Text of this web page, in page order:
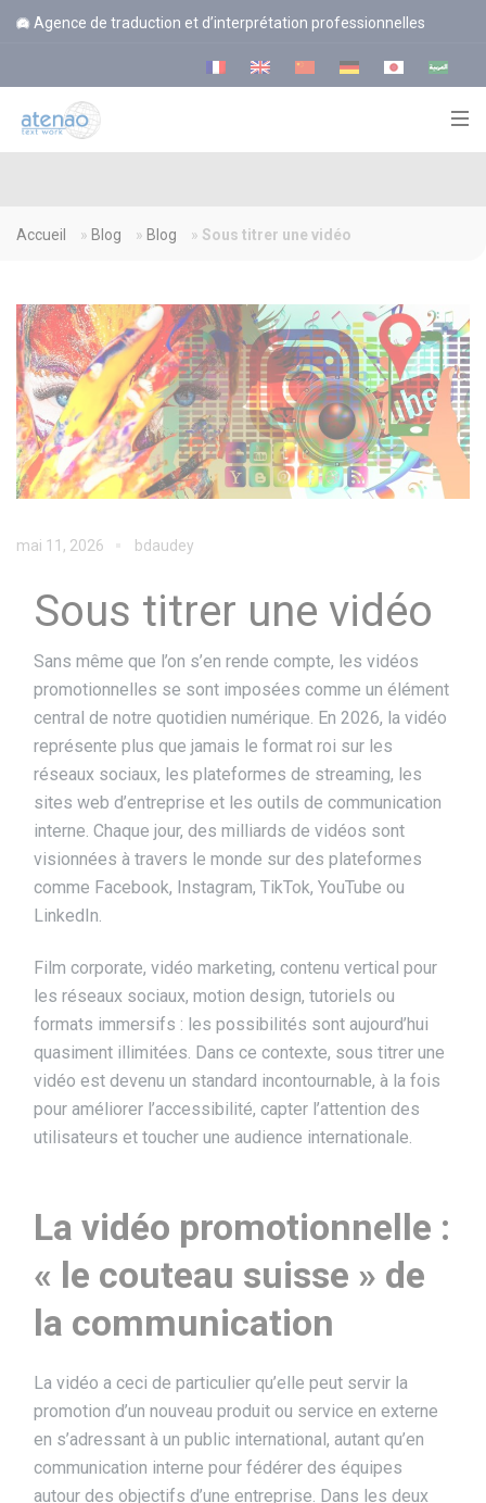
Agence de traduction et d’interprétation professionnelles
Accueil » Blog » Blog » Sous titrer une vidéo
mai 11, 2026 bdaudey
Sous titrer une vidéo
Sans même que l’on s’en rende compte, les vidéos
promotionnelles se sont imposées comme un élément
central de notre quotidien numérique. En 2026, la vidéo
représente plus que jamais le format roi sur les
réseaux sociaux, les plateformes de streaming, les
sites web d’entreprise et les outils de communication
interne. Chaque jour, des milliards de vidéos sont
visionnées à travers le monde sur des plateformes
comme Facebook, Instagram, TikTok, YouTube ou
LinkedIn.
Film corporate, vidéo marketing, contenu vertical pour
les réseaux sociaux, motion design, tutoriels ou
formats immersifs : les possibilités sont aujourd’hui
quasiment illimitées. Dans ce contexte, sous titrer une
vidéo est devenu un standard incontournable, à la fois
pour améliorer l’accessibilité, capter l’attention des
utilisateurs et toucher une audience internationale.
La vidéo promotionnelle :
« le couteau suisse » de
la communication
La vidéo a ceci de particulier qu’elle peut servir la
promotion d’un nouveau produit ou service en externe
en s’adressant à un public international, autant qu’en
communication interne pour fédérer des équipes
autour des objectifs d’une entreprise. Dans les deux
Panneau de gestion des cookies